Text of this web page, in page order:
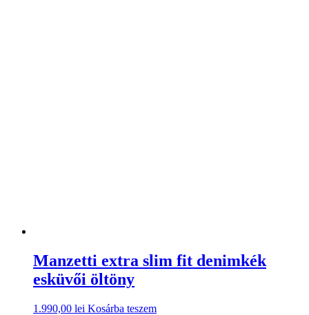
Manzetti extra slim fit denimkék
esküvői öltöny
1.990,00 lei Kosárba teszem